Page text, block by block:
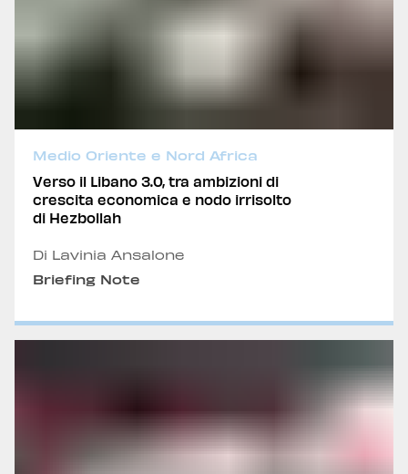
Medio Oriente e Nord Africa
Verso il Libano 3.0, tra ambizioni di
crescita economica e nodo irrisolto
di Hezbollah
Di Lavinia Ansalone
Briefing Note